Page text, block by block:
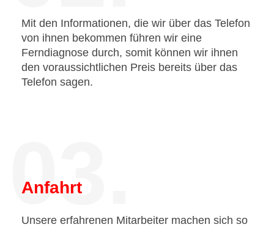
Mit den Informationen, die wir über das Telefon
von ihnen bekommen führen wir eine
Ferndiagnose durch, somit können wir ihnen
den voraussichtlichen Preis bereits über das
Telefon sagen.
03.
Anfahrt
Unsere erfahrenen Mitarbeiter machen sich so